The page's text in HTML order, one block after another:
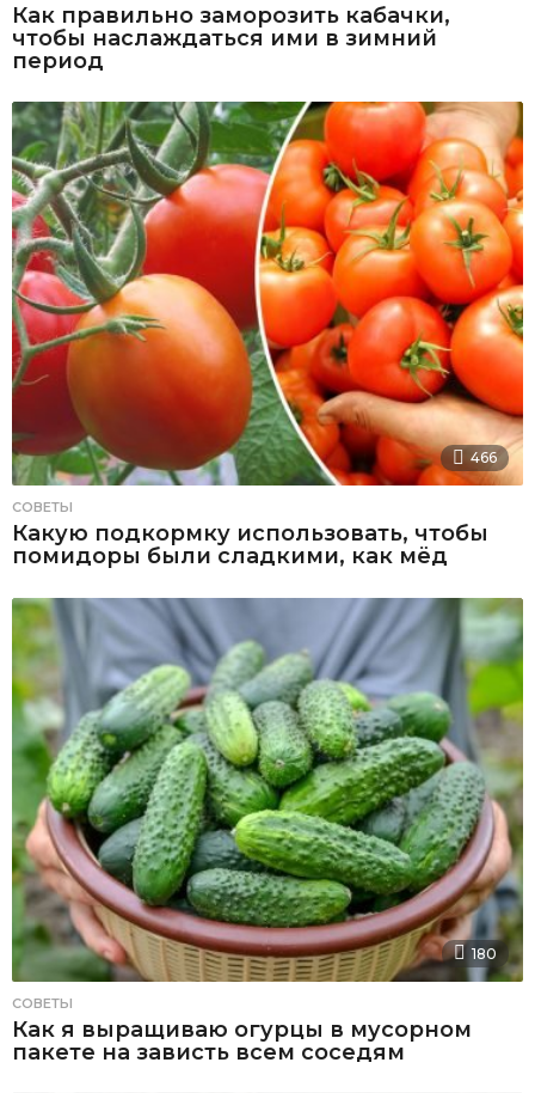
Как правильно заморозить кабачки,
чтобы наслаждаться ими в зимний
период
466
СОВЕТЫ
Какую подкормку использовать, чтобы
помидоры были сладкими, как мёд
180
СОВЕТЫ
Как я выращиваю огурцы в мусорном
пакете на зависть всем соседям